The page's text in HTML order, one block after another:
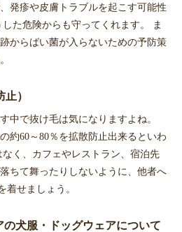
発疹や皮膚トラブルを起こす可能性
た危険からも守ってくれます。 ま
からばい菌が入らないための予防策
）
中で抜け毛は気になりますよね。
約60～80％を拡散防止出来るといわ
く、カフェやレストラン、宿泊先
ちて舞ったりしないように、他者へ
着せましょう。
犬服・ドッグウェアについて